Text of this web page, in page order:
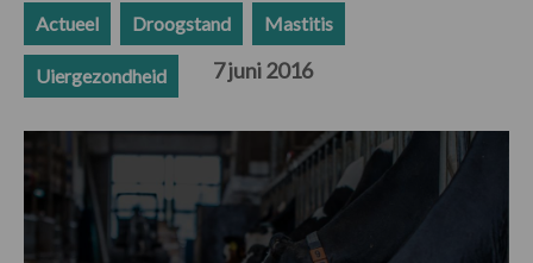
Actueel Droogstand Mastitis
Uiergezondheid 7 juni 2016